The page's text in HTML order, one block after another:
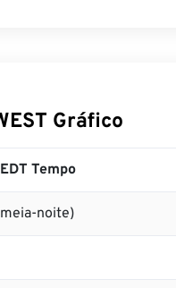
Gráfico
Tempo
noite)